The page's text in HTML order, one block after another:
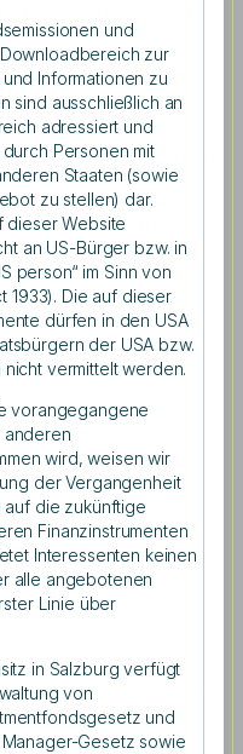
Gu (Center for
Bonn), Heribert
und Politik),
(Bertelsmann
Gern (ifW) waren
der Einladung
Research Center
Salzburger
die Wirtschaft durch die
– sechs Monate vor
Themen des
IQAM Invest und
hinaus wurden die
Markets, im
sowie
rund um Staats-
beleuchtet“, so Holger
von IQAM Invest.
und
zur
Informationen zu
sind ausschließlich an
adressiert und
Personen mit
Staaten (sowie
zu stellen) dar.
dieser Website
an US-Bürger bzw. in
person“ im Sinn von
1933). Die auf dieser
dürfen in den USA
der USA bzw.
vermittelt werden.
vorangegangene
anderen
wird, weisen wir
der Vergangenheit
auf die zukünftige
Finanzinstrumenten
Interessenten keinen
alle angebotenen
Linie über
in Salzburg verfügt
von
und
Gesetz sowie